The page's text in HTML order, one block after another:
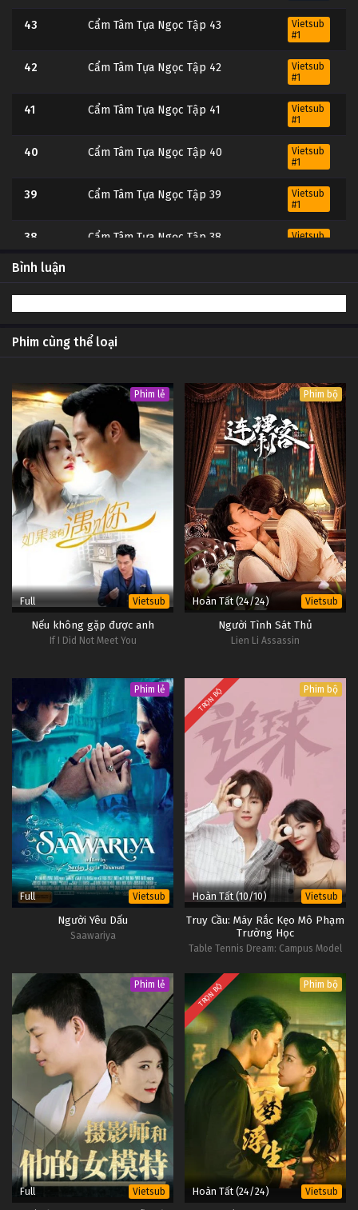
43 Cẩm Tâm Tựa Ngọc Tập 43
Vietsub
#1
42 Cẩm Tâm Tựa Ngọc Tập 42
Vietsub
#1
41 Cẩm Tâm Tựa Ngọc Tập 41
Vietsub
#1
40 Cẩm Tâm Tựa Ngọc Tập 40
Vietsub
#1
39 Cẩm Tâm Tựa Ngọc Tập 39
Vietsub
#1
38 Cẩm Tâm Tựa Ngọc Tập 38
Vietsub
37 Cẩm Tâm Tựa Ngọc Tập 37
34 Cẩm Tâm Tựa Ngọc Tập 34
Vietsub
#1
33 Cẩm Tâm Tựa Ngọc Tập 33
Vietsub
#1
32 Cẩm Tâm Tựa Ngọc Tập 32
Vietsub
#1
31 Cẩm Tâm Tựa Ngọc Tập 31
Vietsub
#1
Bình luận
Phim cùng thể loại
Phim lẻ
Full Vietsub
Nếu không gặp được anh
If I Did Not Meet You
Phim bộ
Hoàn Tất (24/24) Vietsub
Người Tình Sát Thủ
Lien Li Assassin
Phim lẻ
Full Vietsub
Người Yêu Dấu
Saawariya
TRỌN BỘ Phim bộ
Hoàn Tất (10/10) Vietsub
Truy Cầu: Máy Rắc Kẹo Mô Phạm
Trường Học
Table Tennis Dream: Campus Model
Phim lẻ
Full Vietsub
TRỌN BỘ Phim bộ
Hoàn Tất (24/24) Vietsub